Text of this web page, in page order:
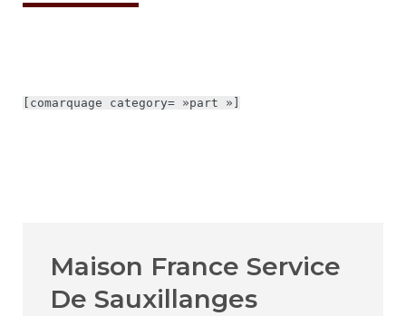
[comarquage category= »part »]
Maison France Service
De Sauxillanges